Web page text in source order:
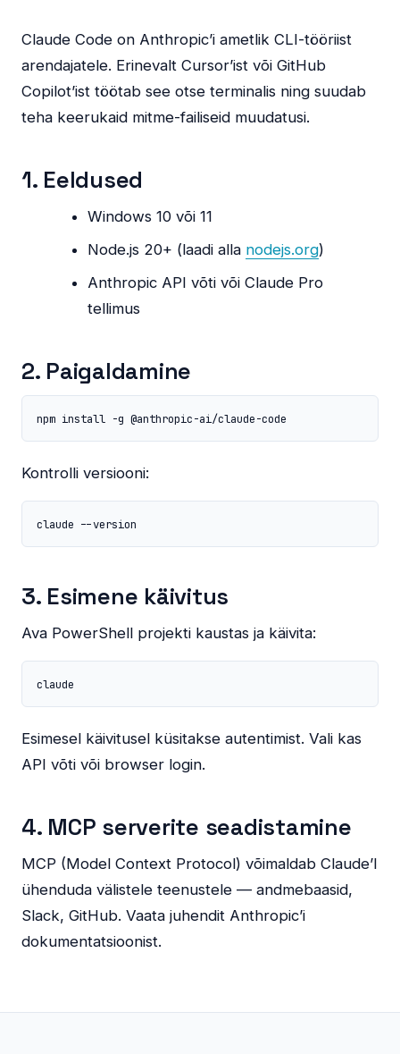
Claude Code on Anthropic’i ametlik CLI-tööriist
arendajatele. Erinevalt Cursor’ist või GitHub
Copilot’ist töötab see otse terminalis ning suudab
teha keerukaid mitme-failiseid muudatusi.
1. Eeldused
Windows 10 või 11
Node.js 20+ (laadi alla nodejs.org)
Anthropic API võti või Claude Pro
tellimus
2. Paigaldamine
npm install -g @anthropic-ai/claude-code
Kontrolli versiooni:
claude --version
3. Esimene käivitus
Ava PowerShell projekti kaustas ja käivita:
claude
Esimesel käivitusel küsitakse autentimist. Vali kas
API võti või browser login.
4. MCP serverite seadistamine
MCP (Model Context Protocol) võimaldab Claude’l
ühenduda välistele teenustele — andmebaasid,
Slack, GitHub. Vaata juhendit Anthropic’i
dokumentatsioonist.